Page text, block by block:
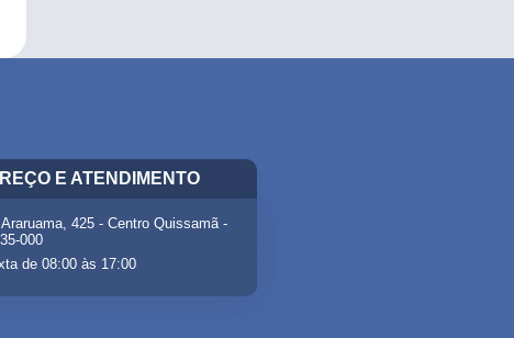
E ATENDIMENTO
425 - Centro Quissamã -
000
de 08:00 às 17:00